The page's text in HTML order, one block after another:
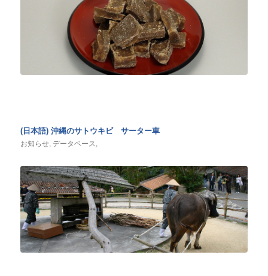
(日本語) 沖縄のサトウキビ サーター車
お知らせ, データベース,